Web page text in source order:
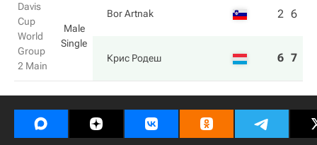
Davis
Cup
World
Group
2 Main
Male
Single
Bor Artnak 2 6
Крис Родеш 6 7